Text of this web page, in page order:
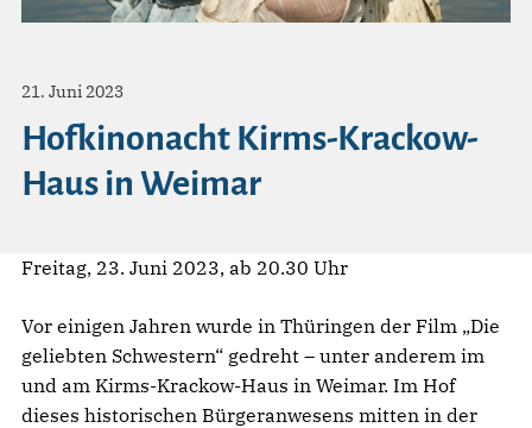
21. Juni 2023
Hofkinonacht Kirms-Krackow-
Haus in Weimar
Freitag, 23. Juni 2023, ab 20.30 Uhr
Vor einigen Jahren wurde in Thüringen der Film „Die
geliebten Schwestern“ gedreht – unter anderem im
und am Kirms-Krackow-Haus in Weimar. Im Hof
dieses historischen Bürgeranwesens mitten in der